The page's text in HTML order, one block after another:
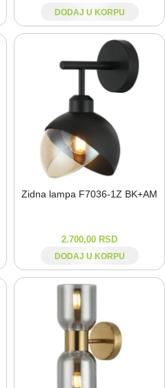
DODAJ U KORPU
Zidna lampa F7036-⁠1Z BK+AM
2.700,00 RSD
DODAJ U KORPU